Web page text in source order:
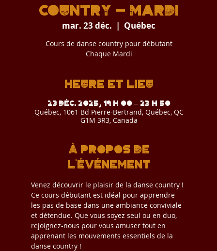
country - Mardi
mar. 23 déc.
  |
Québec
Cours de danse country pour débutant
Chaque Mardi
Heure et lieu
23 déc. 2025, 19 h 00 – 23 h 50
Québec, 1061 Bd Pierre-Bertrand, Québec, QC
G1M 3R3, Canada
À propos de
l'événement
Venez découvrir le plaisir de la danse country !
Ce cours débutant est idéal pour apprendre
les pas de base dans une ambiance conviviale
et détendue. Que vous soyez seul ou en duo,
rejoignez-nous pour vous amuser tout en
apprenant les mouvements essentiels de la
danse country !